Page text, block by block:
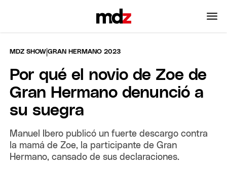
MDZ SHOW |GRAN HERMANO 2023
Por qué el novio de Zoe de
Gran Hermano denunció a
su suegra
Manuel Ibero publicó un fuerte descargo contra
la mamá de Zoe, la participante de Gran
Hermano, cansado de sus declaraciones.